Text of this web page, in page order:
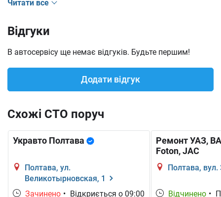
Читати все
Відгуки
В автосервісу ще немає відгуків. Будьте першим!
Додати відгук
Схожі СТО поруч
Укравто Полтава
Полтава, ул.
Великотырновская, 1
Зачинено • Відкриється о 09:00
Ремонт УАЗ,
Foton, JAC
Полтава, вул.
Відчинено •